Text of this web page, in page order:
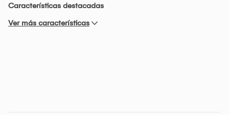
Características destacadas
Ver más características